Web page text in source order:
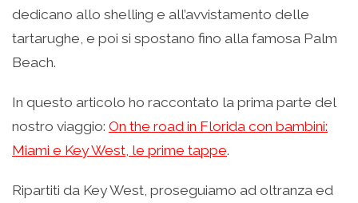
una
nuova
finestra)
in
una
finestra)
in
una
nuova
finestra)
in
una
nuova
finestra)
nuova
finestra)
dedicano allo shelling e all’avvistamento delle
tartarughe, e poi si spostano fino alla famosa Palm
Beach.
In questo articolo ho raccontato la prima parte del
nostro viaggio: On the road in Florida con bambini:
Miami e Key West, le prime tappe.
Ripartiti da Key West, proseguiamo ad oltranza ed